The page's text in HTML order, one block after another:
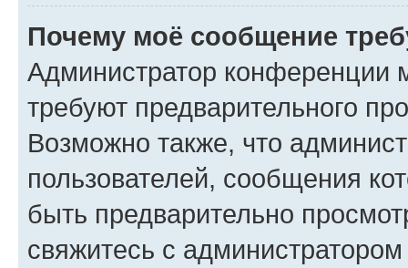
Почему моё сообщение
Администратор конференции
требуют предварительного
Возможно также, что
пользователей, сообщения
быть предварительно
свяжитесь с